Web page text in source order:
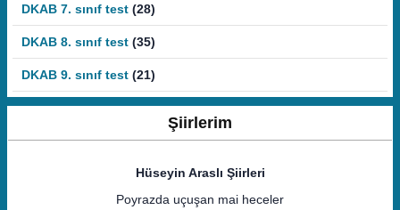
DKAB 7. sınıf test (28)
DKAB 8. sınıf test (35)
DKAB 9. sınıf test (21)
Şiirlerim
Hüseyin Araslı Şiirleri
Poyrazda uçuşan mai heceler